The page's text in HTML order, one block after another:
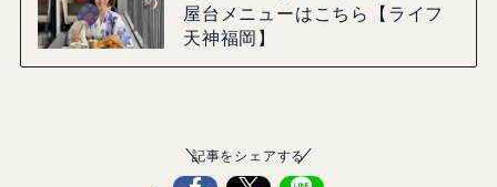
屋台メニューはこちら【ライフ
天神福岡】
記事をシェアする